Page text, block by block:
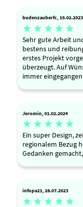
budenzauberfc, 19.02.2023
    
Sehr gute Arbeit
bestens und
erstes Projekt
überzeugt. Auf
immer
Jeromin, 01.02.2024
    
Ein super Design,
regionalem Bezug
Gedanken
infopa21, 28.07.2023
    